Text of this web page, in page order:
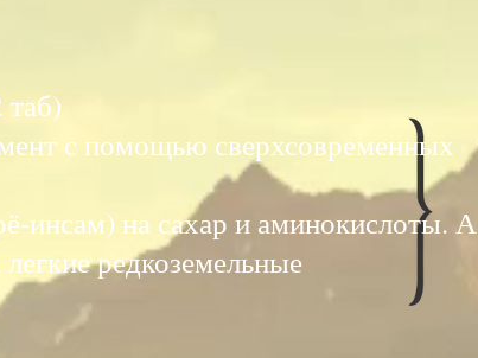
с помощью сверхсовременных
инсам) на сахар и аминокислоты. А
редкоземельные